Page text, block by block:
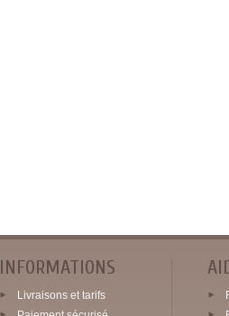
INFORMATIONS
Livraisons et tarifs